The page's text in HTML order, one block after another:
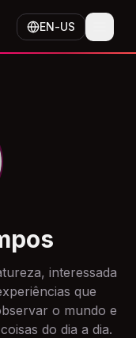
EN-US
interessada
que
o mundo e
do dia a dia.